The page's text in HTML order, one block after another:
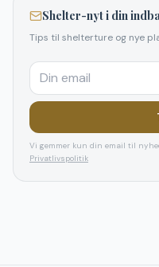
Shelter-nyt i din
Tips til shelterture og nye
Vi gemmer kun din email til
Privatlivspolitik